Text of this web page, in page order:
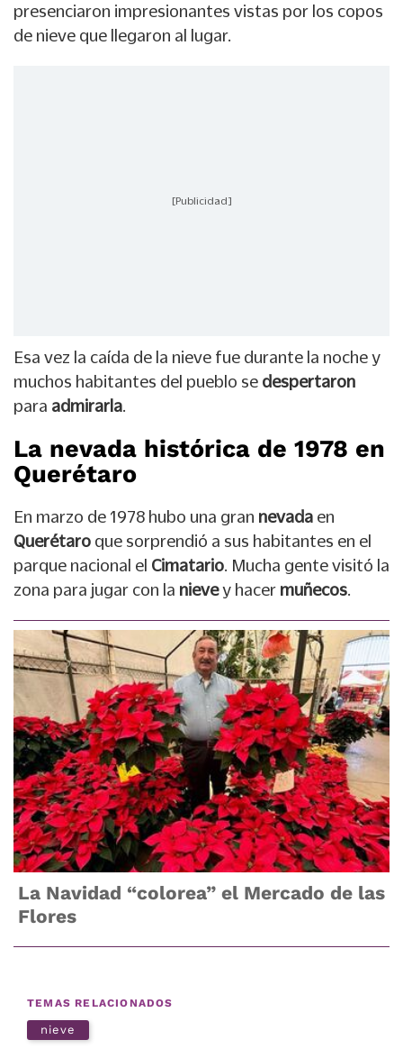
presenciaron impresionantes vistas por los copos
de nieve que llegaron al lugar.
[Publicidad]
Esa vez la caída de la nieve fue durante la noche y
muchos habitantes del pueblo se despertaron
para admirarla.
La nevada histórica de 1978 en
Querétaro
En marzo de 1978 hubo una gran nevada en
Querétaro que sorprendió a sus habitantes en el
parque nacional el Cimatario. Mucha gente visitó la
zona para jugar con la nievey hacer muñecos.
La Navidad “colorea” el Mercado de las
Flores
TEMAS RELACIONADOS
nieve